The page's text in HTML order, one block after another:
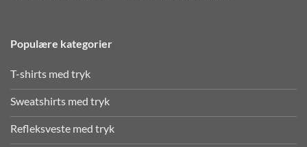
Populære kategorier
T-shirts med tryk
Sweatshirts med tryk
Refleksveste med tryk